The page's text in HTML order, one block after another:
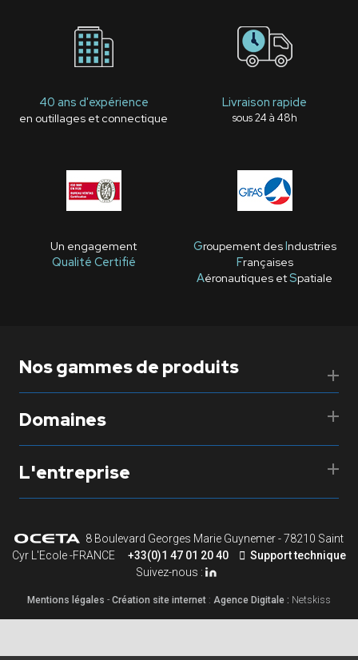
40 ans d'expérience
en outillages et connectique
Livraison rapide
sous 24 à 48h
Un engagement
Qualité Certifié
Groupement desIndustries
Françaises
Aéronautiques etSpatiale
Nos gammes de produits
Domaines
L'entreprise
8 Boulevard Georges Marie Guynemer - 78210 Saint
Cyr L'Ecole -FRANCE
+33(0)1 47 01 20 40
Support technique
Suivez-nous :
Mentions légales - Création site internet : Agence Digitale : Netskiss